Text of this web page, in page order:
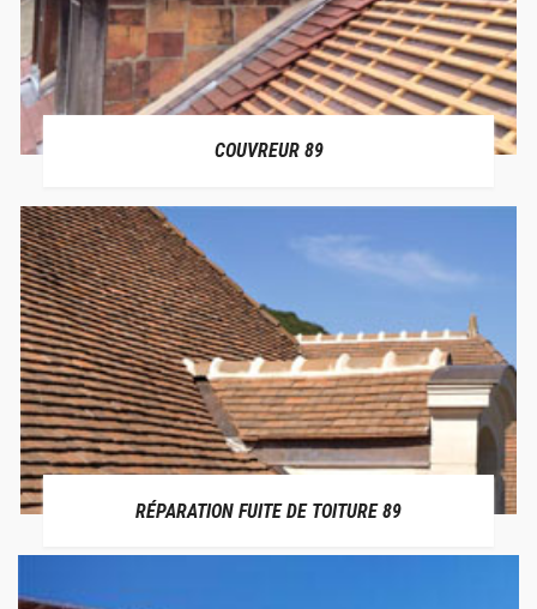
COUVREUR 89
RÉPARATION FUITE DE TOITURE 89